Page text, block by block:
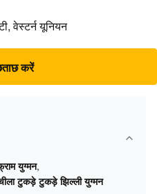
वेस्टर्न यूनियन
करें
युग्मन,
टुकड़े टुकड़े झिल्ली युग्मन